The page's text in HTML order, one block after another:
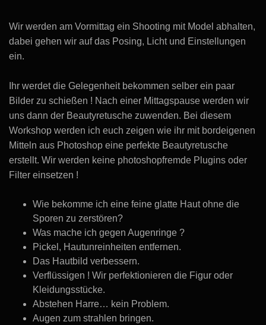
Wir werden am Vormittag ein Shooting mit Model abhalten,
dabei gehen wir auf das Posing, Licht und Einstellungen
ein.
Ihr werdet die Gelegenheit bekommen selber ein paar
Bilder zu schießen ! Nach einer Mittagspause werden wir
uns dann der Beautyretusche zuwenden. Bei diesem
Workshop werden ich euch zeigen wie ihr mit bordeigenen
Mitteln aus Photoshop eine perfekte Beautyretusche
erstellt. Wir werden keine photoshopfremde Plugins oder
Filter einsetzen !
Wie bekomme ich eine feine glatte Haut ohne die
Sporen zu zerstören?
Was mache ich gegen Augenringe ?
Pickel, Hautunreinheiten entfernen.
Das Hautbild verbessern.
Verflüssigen ! Wir perfektionieren die Figur oder
Kleidungsstücke.
Abstehen Harre… kein Problem.
Augen zum strahlen bringen.